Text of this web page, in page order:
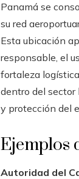
Panamá se
su red
Esta ubicación
responsable, el
fortaleza
dentro del sector
y protección del
Ejemplos
Autoridad del